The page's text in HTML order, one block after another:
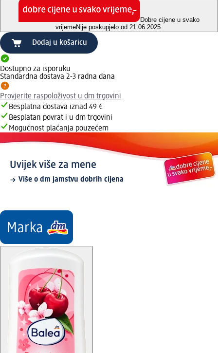
Dobre cijene u svako
vrijemeNije poskupjelo od 21.06.2025.
Dodaj u košaricu
Dostupno za isporuku
Standardna dostava 2-3 radna dana
Provjerite raspoloživost u dm trgovini
Besplatna dostava iznad 49 €
Besplatan povrat i u dm trgovini
Mogućnost plaćanja pouzećem
Uvijek više za mene
Više o dm jamstvu dobrih cijena